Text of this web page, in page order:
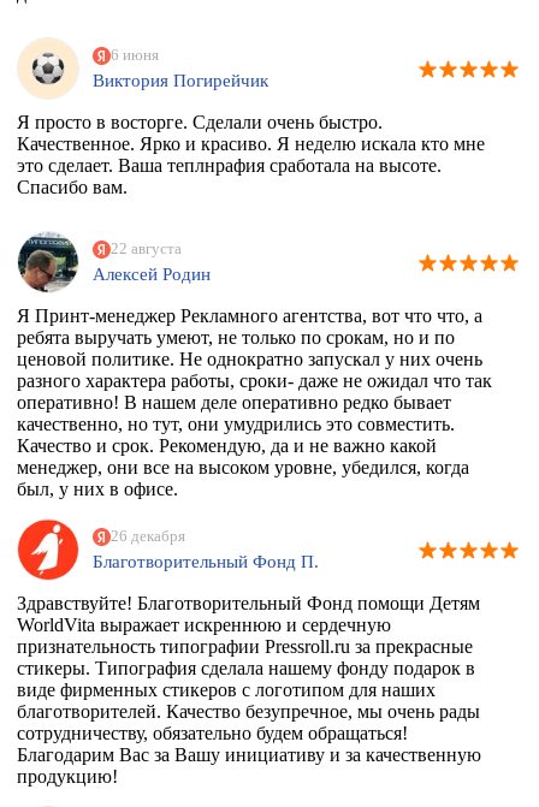
6 июня
Виктория Погирейчик
Я просто в восторге. Сделали очень быстро.
Качественное. Ярко и красиво. Я неделю искала кто мне
это сделает. Ваша теплнрафия сработала на высоте.
Спасибо вам.
22 августа
Алексей Родин
Я Принт-менеджер Рекламного агентства, вот что что, а
ребята выручать умеют, не только по срокам, но и по
ценовой политике. Не однократно запускал у них очень
разного характера работы, сроки- даже не ожидал что так
оперативно! В нашем деле оперативно редко бывает
качественно, но тут, они умудрились это совместить.
Качество и срок. Рекомендую, да и не важно какой
менеджер, они все на высоком уровне, убедился, когда
был, у них в офисе.
26 декабря
Благотворительный Фонд П.
Здравствуйте! Благотворительный Фонд помощи Детям
WorldVita выражает искреннюю и сердечную
признательность типографии Pressroll.ru за прекрасные
стикеры. Типография сделала нашему фонду подарок в
виде фирменных стикеров с логотипом для наших
благотворителей. Качество безупречное, мы очень рады
сотрудничеству, обязательно будем обращаться!
Благодарим Вас за Вашу инициативу и за качественную
продукцию!